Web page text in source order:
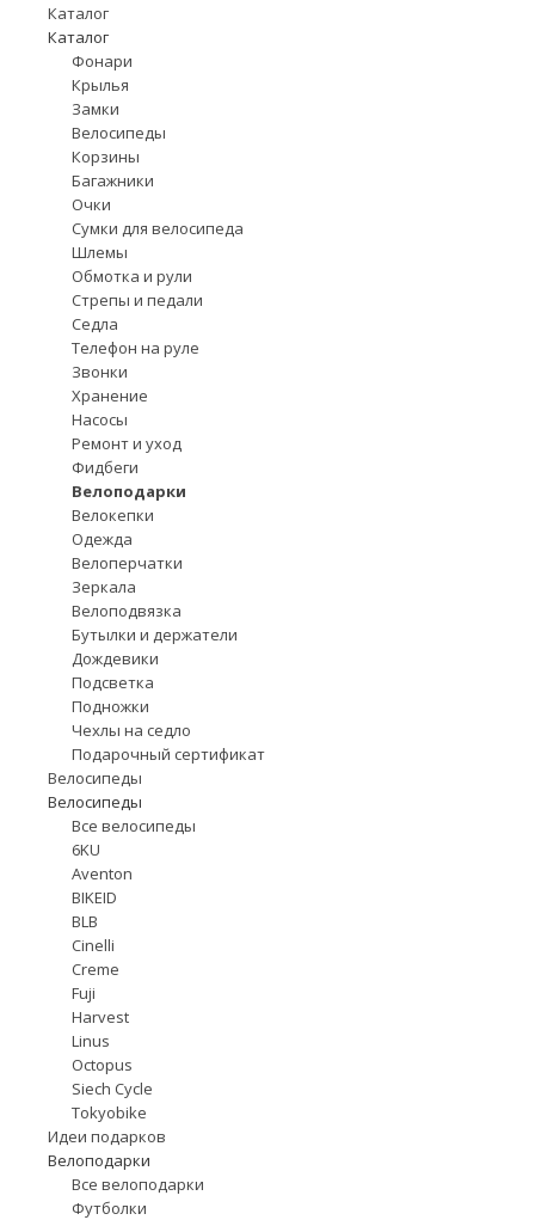
Каталог
Каталог
Фонари
Крылья
Замки
Велосипеды
Корзины
Багажники
Очки
Сумки для велосипеда
Шлемы
Обмотка и рули
Стрепы и педали
Седла
Телефон на руле
Звонки
Хранение
Насосы
Ремонт и уход
Фидбеги
Велоподарки
Велокепки
Одежда
Велоперчатки
Зеркала
Велоподвязка
Бутылки и держатели
Дождевики
Подсветка
Подножки
Чехлы на седло
Подарочный сертификат
Велосипеды
Велосипеды
Все велосипеды
6KU
Aventon
BIKEID
BLB
Cinelli
Creme
Fuji
Harvest
Linus
Octopus
Siech Cycle
Tokyobike
Идеи подарков
Велоподарки
Все велоподарки
Футболки